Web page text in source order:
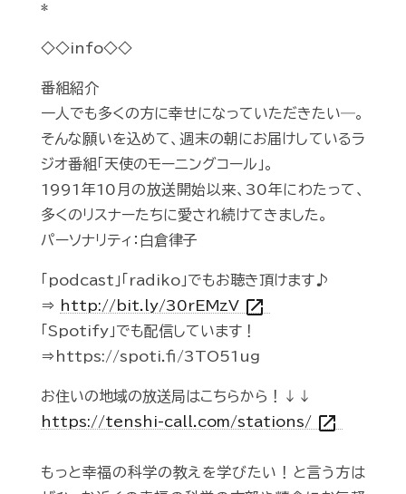
*
◇◇info◇◇
番組紹介
一人でも多くの方に幸せになっていただきたい―。
そんな願いを込めて、週末の朝にお届けしているラ
ジオ番組「天使のモーニングコール」。
1991年10月の放送開始以来、30年にわたって、
多くのリスナーたちに愛され続けてきました。
パーソナリティ：白倉律子
「podcast」「radiko」でもお聴き頂けます♪
⇒
http://bit.ly/30rEMzV open_in_new
「Spotify」でも配信しています！
⇒https://spoti.fi/3TO51ug
お住いの地域の放送局はこちらから！↓↓
https://tenshi-call.com/stations/ open_in_new
もっと幸福の科学の教えを学びたい！と言う方は